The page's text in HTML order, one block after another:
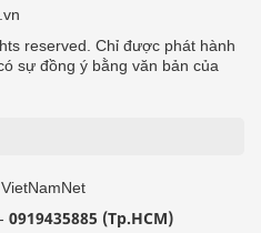
reserved. Chỉ được phát hành
sự đồng ý bằng văn bản của
- 0919435885 (Tp.HCM)